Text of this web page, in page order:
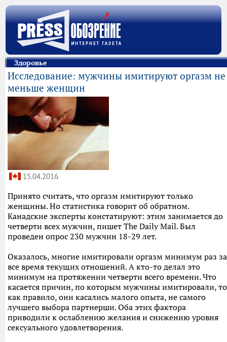
Здоровье
Исследование: мужчины имитируют оргазм не
меньше женщин
15.04.2016
Принято считать, что оргазм имитируют только
женщины. Но статистика говорит об обратном.
Канадские эксперты констатируют: этим занимается до
четверти всех мужчин, пишет The Daily Mail. Был
проведен опрос 230 мужчин 18-29 лет.
Оказалось, многие имитировали оргазм минимум раз за
все время текущих отношений. А кто-то делал это
минимум на протяжении четверти всего времени. Что
касается причин, по которым мужчины имитировали,
как правило, они касались малого опыта, не самого
лучшего выбора партнерши. Оба этих фактора
приводили к ослаблению желания и снижению уровня
сексуального удовлетворения.